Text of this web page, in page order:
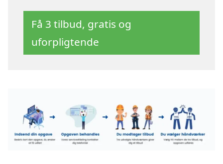
Få 3 tilbud, gratis og
uforpligtende